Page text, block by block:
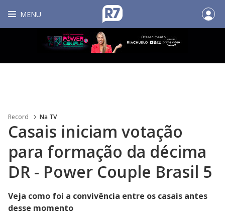
MENU
Record Na TV
Casais iniciam votação
para formação da décima
DR - Power Couple Brasil 5
Veja como foi a convivência entre os casais antes
desse momento